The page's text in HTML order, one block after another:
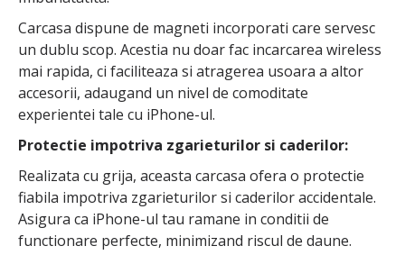
Carcasa dispune de magneti incorporati care servesc
un dublu scop. Acestia nu doar fac incarcarea wireless
mai rapida, ci faciliteaza si atragerea usoara a altor
accesorii, adaugand un nivel de comoditate
experientei tale cu iPhone-ul.
Protectie impotriva zgarieturilor si caderilor:
Realizata cu grija, aceasta carcasa ofera o protectie
fiabila impotriva zgarieturilor si caderilor accidentale.
Asigura ca iPhone-ul tau ramane in conditii de
functionare perfecte, minimizand riscul de daune.